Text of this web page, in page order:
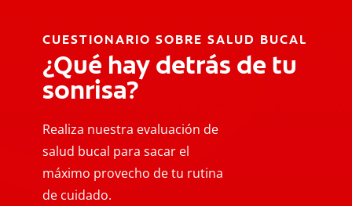
CUESTIONARIO SOBRE SALUD BUCAL
¿Qué hay detrás de tu
sonrisa?
Realiza nuestra evaluación de
salud bucal para sacar el
máximo provecho de tu rutina
de cuidado.